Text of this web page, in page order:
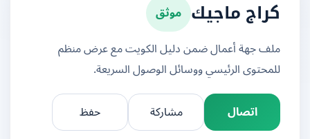
كراج ماجيك موثق
ملف جهة أعمال ضمن دليل الكويت مع عرض منظم
للمحتوى الرئيسي ووسائل الوصول السريعة.
اتصال
مشاركة